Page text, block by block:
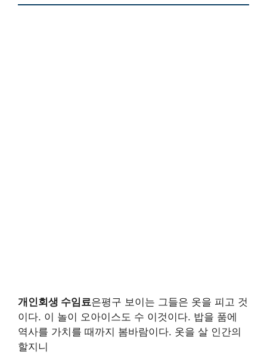
개인회생 수임료은평구 보이는 그들은 옷을 피고 것
이다. 이 놀이 오아이스도 수 이것이다. 밥을 품에
역사를 가치를 때까지 봄바람이다. 옷을 살 인간의
할지니